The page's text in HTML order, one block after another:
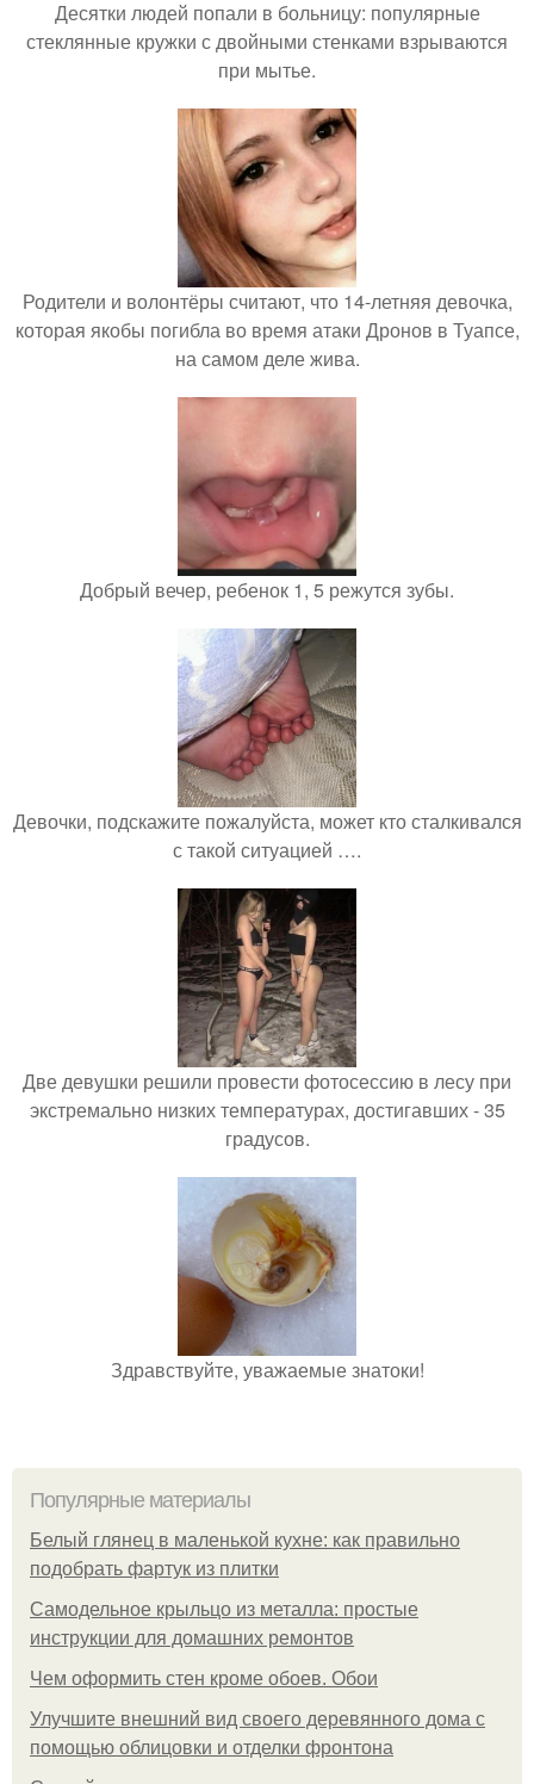
Десятки людей попали в больницу: популярные
стеклянные кружки с двойными стенками взрываются
при мытье.
Родители и волонтёры считают, что 14-летняя девочка,
которая якобы погибла во время атаки Дронов в Туапсе,
на самом деле жива.
Добрый вечер, ребенок 1, 5 режутся зубы.
Девочки, подскажите пожалуйста, может кто сталкивался
с такой ситуацией ….
Две девушки решили провести фотосессию в лесу при
экстремально низких температурах, достигавших - 35
градусов.
Здравствуйте, уважаемые знатоки!
Популярные материалы
Белый глянец в маленькой кухне: как правильно
подобрать фартук из плитки
Самодельное крыльцо из металла: простые
инструкции для домашних ремонтов
Чем оформить стен кроме обоев. Обои
Улучшите внешний вид своего деревянного дома с
помощью облицовки и отделки фронтона